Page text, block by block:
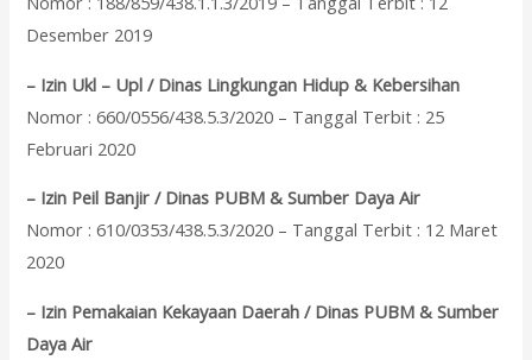
Desember 2019
– Izin Ukl – Upl / Dinas Lingkungan Hidup & Kebersihan
Nomor : 660/0556/438.5.3/2020 – Tanggal Terbit : 25
Februari 2020
– Izin Peil Banjir / Dinas PUBM & Sumber Daya Air
Nomor : 610/0353/438.5.3/2020 – Tanggal Terbit : 12 Maret
2020
– Izin Pemakaian Kekayaan Daerah / Dinas PUBM & Sumber
Daya Air